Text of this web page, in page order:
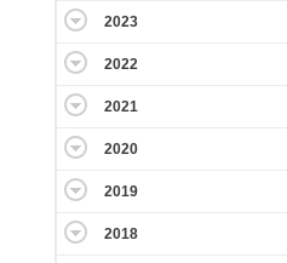
2023
2022
2021
2020
2019
2018